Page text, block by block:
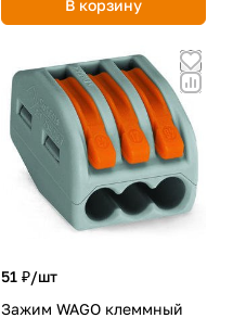
В корзину
51 ₽/шт
Зажим WAGO клеммный